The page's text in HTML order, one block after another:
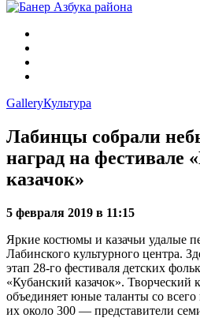
GalleryКультура
Лабинцы собрали
наград на фестивале
казачок»
5 февраля 2019 в 11:15
Яркие костюмы и казачьи удалые
Лабинского культурного центра.
этап 28-го фестиваля детских
«Кубанский казачок». Творческий
объединяет юные таланты со
их около 300 — представители